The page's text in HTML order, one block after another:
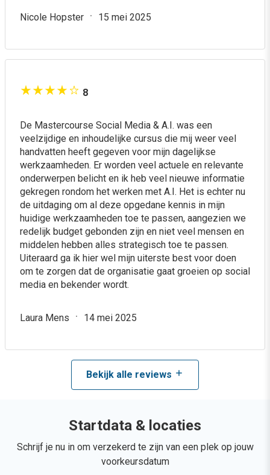
Nicole Hopster 15 mei 2025
8
De Mastercourse Social Media & A.I. was een
veelzijdige en inhoudelijke cursus die mij weer veel
handvatten heeft gegeven voor mijn dagelijkse
werkzaamheden. Er worden veel actuele en relevante
onderwerpen belicht en ik heb veel nieuwe informatie
gekregen rondom het werken met A.I. Het is echter nu
de uitdaging om al deze opgedane kennis in mijn
huidige werkzaamheden toe te passen, aangezien we
redelijk budget gebonden zijn en niet veel mensen en
middelen hebben alles strategisch toe te passen.
Uiteraard ga ik hier wel mijn uiterste best voor doen
om te zorgen dat de organisatie gaat groeien op social
media en bekender wordt.
Laura Mens 14 mei 2025
Bekijk alle reviews
Startdata & locaties
Schrijf je nu in om verzekerd te zijn van een plek op jouw
voorkeursdatum